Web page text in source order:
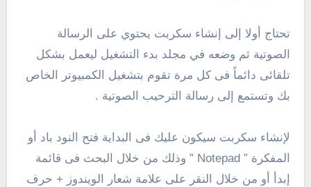
تحتاج أولا إلى إنشاء سكربت يحتوي على الرسالة
الصوتية ثم وضعه في مجلد بدء التشغيل ليعمل بشكل
تلقائى دائماً فى كل مرة تقوم بتشغيل الكمبيوتر الخاص
بك وتستمع إلى رسالة الترحيب الصوتية .
لإنشاء سكربت سيكون عليك فى البداية فتح النود باد أو
المفكرة ” Notepad ” وذلك من خلال البحث فى قائمة
إبدأ أو من خلال النقر على علامة شعار الويندوز + حرف